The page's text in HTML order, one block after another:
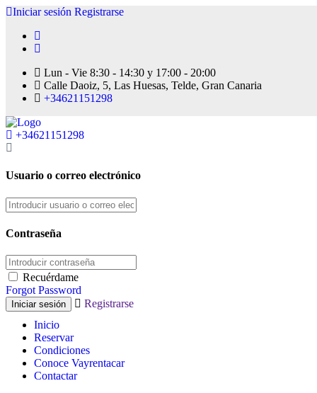
Iniciar sesión Registrarse
Lun - Vie 8:30 - 14:30 y 17:00 - 20:00
Calle Daoiz, 5, Las Huesas, Telde, Gran Canaria
+34621151298
+34621151298
Usuario o correo electrónico
Contraseña
Recuérdame
Forgot Password
Registrarse
Inicio
Reservar
Condiciones
Conoce Vayrentacar
Contactar